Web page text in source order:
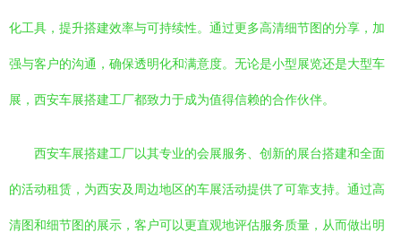
化工具，提升搭建效率与可持续性。通过更多高清细节图的分享，加
强与客户的沟通，确保透明化和满意度。无论是小型展览还是大型车
展，西安车展搭建工厂都致力于成为值得信赖的合作伙伴。
西安车展搭建工厂以其专业的会展服务、创新的展台搭建和全面
的活动租赁，为西安及周边地区的车展活动提供了可靠支持。通过高
清图和细节图的展示，客户可以更直观地评估服务质量，从而做出明